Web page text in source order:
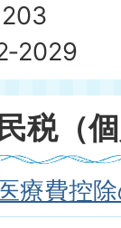
税（
療費控